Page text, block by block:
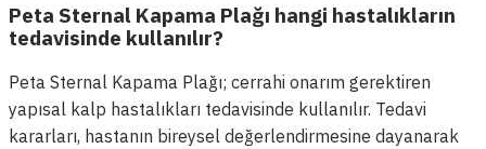
Peta Sternal Kapama Plağı hangi hastalıkların
tedavisinde kullanılır?
Peta Sternal Kapama Plağı; cerrahi onarım gerektiren
yapısal kalp hastalıkları tedavisinde kullanılır. Tedavi
kararları, hastanın bireysel değerlendirmesine dayanarak